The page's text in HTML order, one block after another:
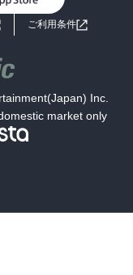
ラノベ
わせ
ご利用条件
Inc.
market only